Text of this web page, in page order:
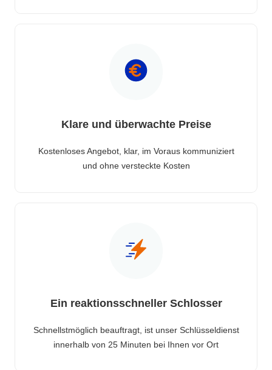
Klare und überwachte Preise
Kostenloses Angebot, klar, im Voraus kommuniziert
und ohne versteckte Kosten
Ein reaktionsschneller Schlosser
Schnellstmöglich beauftragt, ist unser Schlüsseldienst
innerhalb von 25 Minuten bei Ihnen vor Ort